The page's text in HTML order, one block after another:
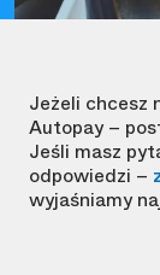
Jeżeli chcesz
Autopay –
Jeśli masz
odpowiedzi –
wyjaśniamy